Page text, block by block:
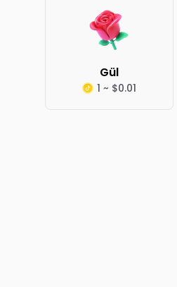
Gül
1 ~ $0.01